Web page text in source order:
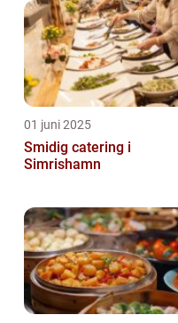
01 juni 2025
Smidig catering i
Simrishamn